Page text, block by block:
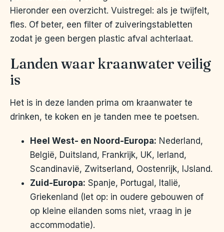
Hieronder een overzicht. Vuistregel: als je twijfelt,
fles. Of beter, een filter of zuiveringstabletten
zodat je geen bergen plastic afval achterlaat.
Landen waar kraanwater veilig
is
Het is in deze landen prima om kraanwater te
drinken, te koken en je tanden mee te poetsen.
Heel West- en Noord-Europa: Nederland,
België, Duitsland, Frankrijk, UK, Ierland,
Scandinavië, Zwitserland, Oostenrijk, IJsland.
Zuid-Europa: Spanje, Portugal, Italië,
Griekenland (let op: in oudere gebouwen of
op kleine eilanden soms niet, vraag in je
accommodatie).